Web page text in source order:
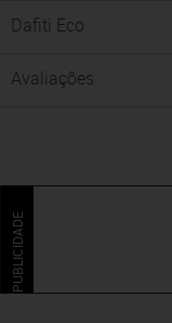
Dafiti Eco
Avaliações
PUBLICIDADE